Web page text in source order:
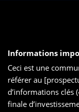
Informations
Ceci est une
référer au
d’informations clés
finale